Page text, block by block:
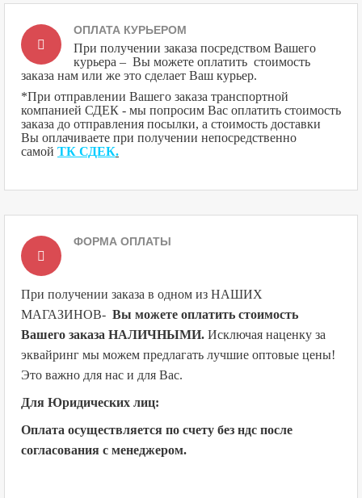
ОПЛАТА КУРЬЕРОМ
При получении заказа посредством Вашего
курьера – Вы можете оплатить стоимость
заказа нам или же это сделает Ваш курьер.
*При отправлении Вашего заказа транспортной
компанией СДЕК - мы попросим Вас оплатить стоимость
заказа до отправления посылки, а стоимость доставки
Вы оплачиваете при получении непосредственно
самой ТК СДЕК.
ФОРМА ОПЛАТЫ
При получении заказа в одном из НАШИХ
МАГАЗИНОВ- Вы можете оплатить стоимость
Вашего заказа НАЛИЧНЫМИ. Исключая наценку за
эквайринг мы можем предлагать лучшие оптовые цены!
Это важно для нас и для Вас.
Для Юридических лиц:
Оплата осуществляется по счету без ндс после
согласования с менеджером.